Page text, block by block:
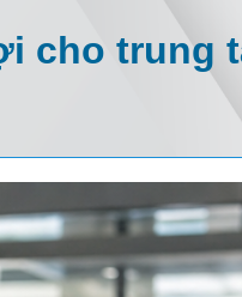
cho trung